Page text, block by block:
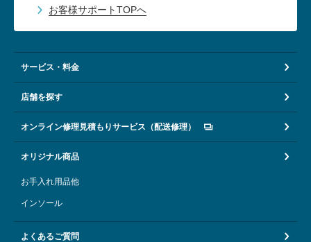
お客様サポートTOPへ
サービス・料金
店舗を探す
オンライン修理見積もりサービス（配送修理）
オリジナル商品
お手入れ用品他
インソール
よくあるご質問